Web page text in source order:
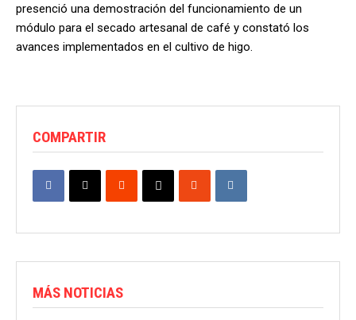
presenció una demostración del funcionamiento de un
módulo para el secado artesanal de café y constató los
avances implementados en el cultivo de higo.
COMPARTIR
MÁS NOTICIAS